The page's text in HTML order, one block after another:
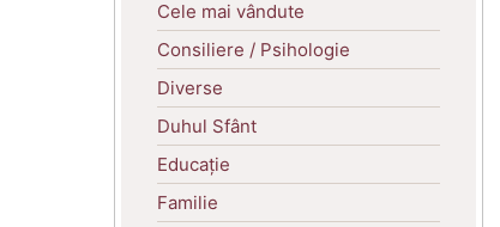
Cele mai vândute
Consiliere / Psihologie
Diverse
Duhul Sfânt
Educație
Familie